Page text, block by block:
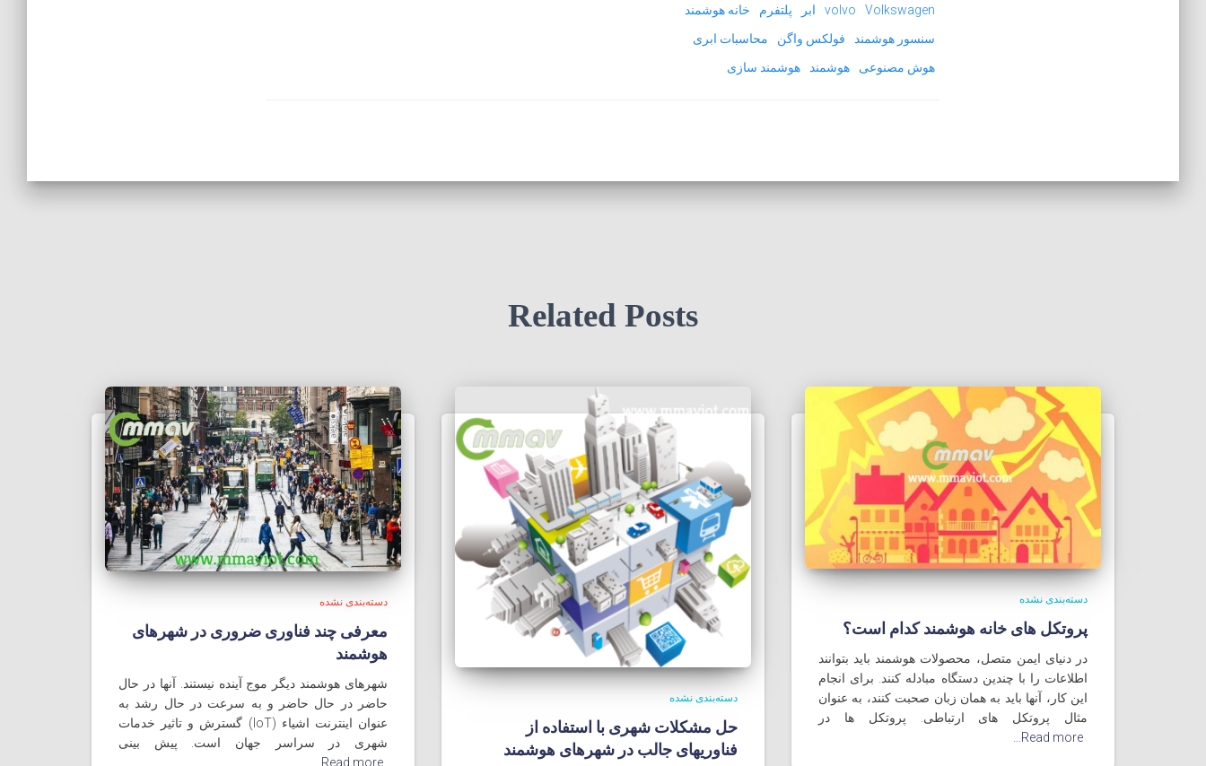
Volkswagen
volvo ابر پلتفرم
خانه هوشمند
سنسور هوشمند
فولکس واگن
محاسبات ابری
هوش مصنوعی
هوشمند هوشمند سازی
Related Posts
دسته‌بندی نشده
پروتکل های خانه هوشمند کدام است؟
در دنیای ایمن متصل، محصولات هوشمند باید بتوانند
اطلاعات را با چندین دستگاه مبادله کنند. برای انجام
این کار، آنها باید به همان زبان صحبت کنند، به عنوان
مثال پروتکل های ارتباطی. پروتکل ها در
Read more…
دسته‌بندی نشده
حل مشکلات شهری با استفاده از
فناوریهای جالب در شهرهای هوشمند
دسته‌بندی نشده
معرفی چند فناوری ضروری در شهرهای
هوشمند
شهرهای هوشمند دیگر موج آینده نیستند. آنها در حال
حاضر در حال حاضر و به سرعت در حال رشد به
عنوان اینترنت اشیاء (IoT) گسترش و تاثیر خدمات
شهری در سراسر جهان است. پیش بینی
Read more…